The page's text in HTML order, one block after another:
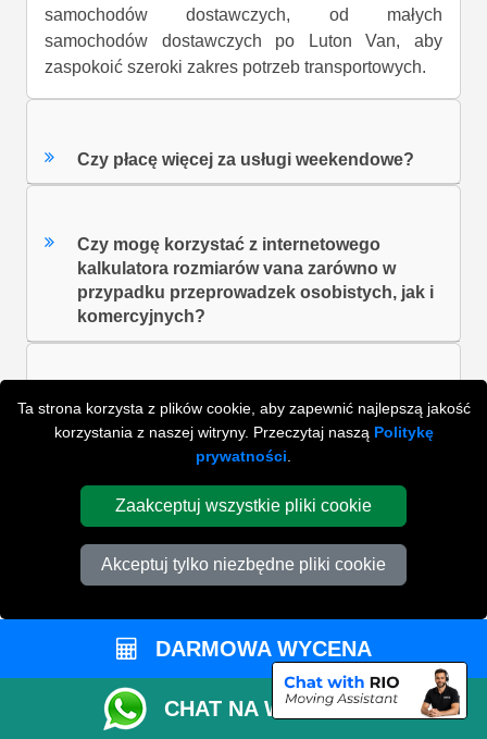
Ta strona korzysta z plików cookie, aby zapewnić najlepszą jakość
korzystania z naszej witryny. Przeczytaj naszą Politykę
prywatności
Zaakceptuj wszystkie pliki cookie
Akceptuj tylko niezbędne pliki cookie
samochodów dostawczych, od małych
samochodów dostawczych po Luton Van, aby
zaspokoić szeroki zakres potrzeb transportowych.
Czy płacę więcej za usługi weekendowe?
Czy mogę korzystać z internetowego
kalkulatora rozmiarów vana zarówno w
przypadku przeprowadzek osobistych, jak i
komercyjnych?
Jak mogę zmienić szczegóły rezerwacji?
Co jeśli zauważę jakiekolwiek uszkodzenia?
ZOBACZ WSZYSTKIE FAQ'S
WYSZUKAJ W NAJCZĘŚCIEJ ZADAWANYCH
PYTANIACH
DARMOWA WYCENA
CHAT NA WHATSAPP